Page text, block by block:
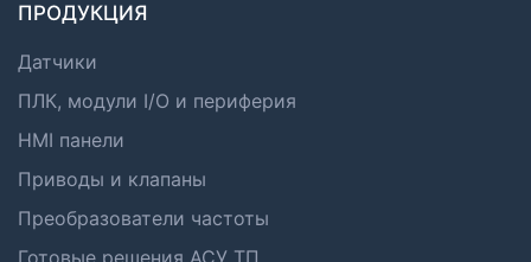
ПРОДУКЦИЯ
Датчики
ПЛК, модули I/O и периферия
HMI панели
Приводы и клапаны
Преобразователи частоты